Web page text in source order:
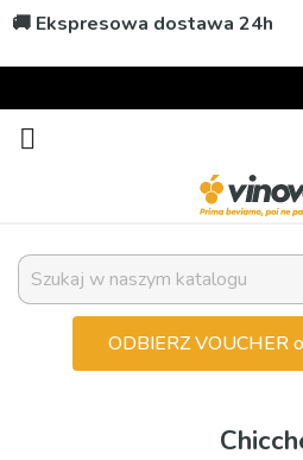
🚚 Ekspresowa dostawa 24h

ODBIERZ VOUCHER